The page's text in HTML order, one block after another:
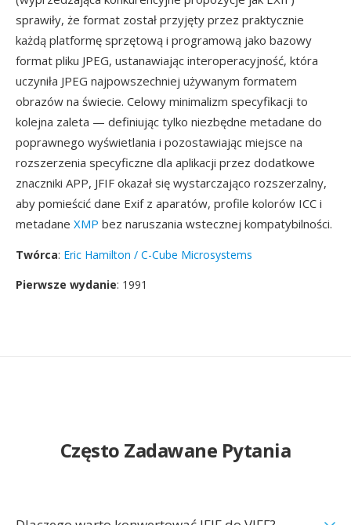
sprawiły, że format został przyjęty przez praktycznie
każdą platformę sprzętową i programową jako bazowy
format pliku JPEG, ustanawiając interoperacyjność, która
uczyniła JPEG najpowszechniej używanym formatem
obrazów na świecie. Celowy minimalizm specyfikacji to
kolejna zaleta — definiując tylko niezbędne metadane do
poprawnego wyświetlania i pozostawiając miejsce na
rozszerzenia specyficzne dla aplikacji przez dodatkowe
znaczniki APP, JFIF okazał się wystarczająco rozszerzalny,
aby pomieścić dane Exif z aparatów, profile kolorów ICC i
metadane XMP bez naruszania wstecznej kompatybilności.
Twórca: Eric Hamilton / C-Cube Microsystems
Pierwsze wydanie: 1991
Często Zadawane Pytania